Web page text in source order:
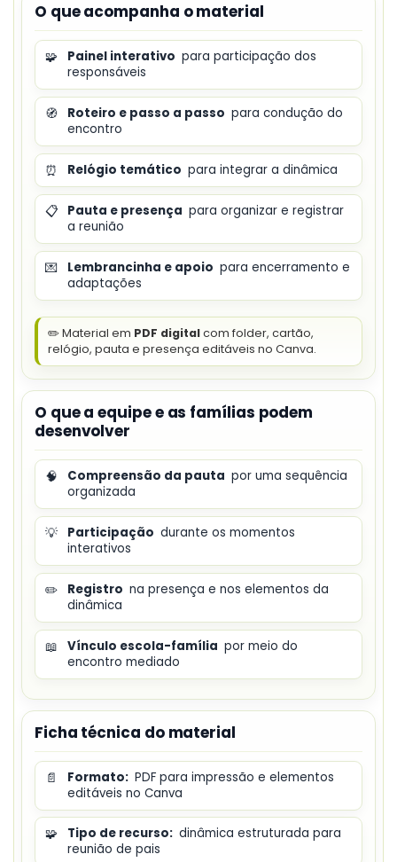
O que acompanha o material
🧩 Painel interativo para participação dos
responsáveis
🧭 Roteiro e passo a passo para condução do
encontro
⏰ Relógio temático para integrar a dinâmica
📋 Pauta e presença para organizar e registrar
a reunião
💌 Lembrancinha e apoio para encerramento e
adaptações
✏️ Material em PDF digitalcom folder, cartão,
relógio, pauta e presença editáveis no Canva.
O que a equipe e as famílias podem
desenvolver
🧠 Compreensão da pauta por uma sequência
organizada
💡 Participação durante os momentos
interativos
✏️ Registro na presença e nos elementos da
dinâmica
📖 Vínculo escola-família por meio do
encontro mediado
Ficha técnica do material
📄 Formato: PDF para impressão e elementos
editáveis no Canva
🧩 Tipo de recurso: dinâmica estruturada para
reunião de pais